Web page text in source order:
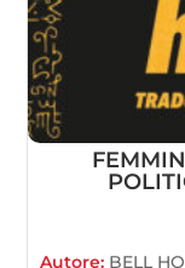
Autore: BELL